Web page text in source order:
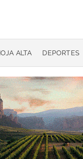
ALTA DEPORTES
a la carga en ‘Act